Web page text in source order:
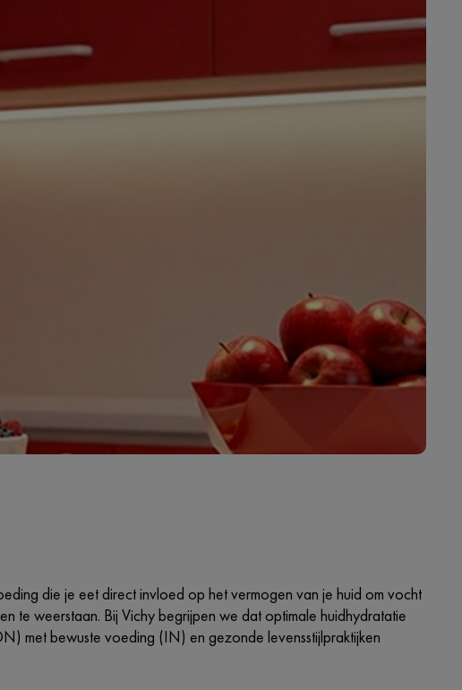
die je eet direct invloed op het vermogen van je huid om vocht
te weerstaan. Bij Vichy begrijpen we dat optimale huidhydratatie
met bewuste voeding (IN) en gezonde levensstijlpraktijken